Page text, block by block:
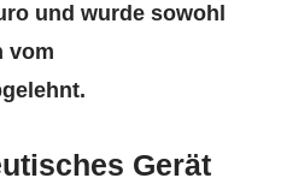
und wurde sowohl
vom
Gerät